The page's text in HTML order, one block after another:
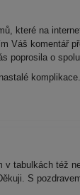
které na
Váš komentář
poprosila o
komplikace.
v tabulkách též
S